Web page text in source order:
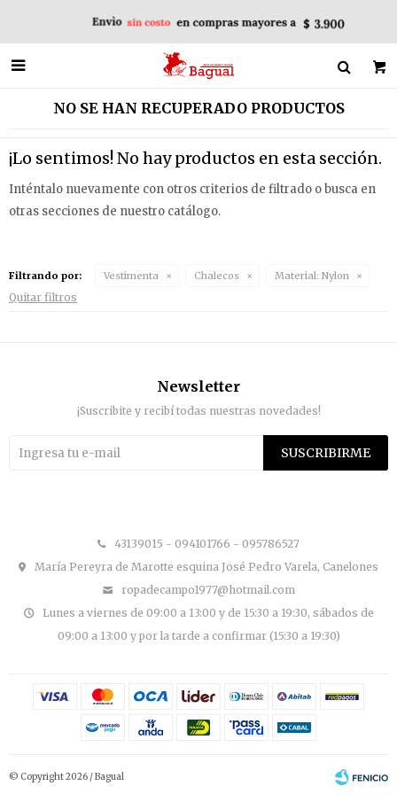

NO SE HAN RECUPERADO PRODUCTOS
¡Lo sentimos! No hay productos en esta sección.
Inténtalo nuevamente con otros criterios de filtrado o busca en
otras secciones de nuestro catálogo.
Filtrando por: Vestimenta Chalecos Material: Nylon
Quitar filtros
43139015 - 094101766 - 095786527
María Pereyra de Marotte esquina José Pedro Varela, Canelones
ropadecampo1977@hotmail.com
Lunes a viernes de 09:00 a 13:00 y de 15:30 a 19:30, sábados de
09:00 a 13:00 y por la tarde a confirmar (15:30 a 19:30)
Newsletter
¡Suscribite y recibí todas nuestras novedades!
SUSCRIBIRME
© Copyright 2026 / Bagual